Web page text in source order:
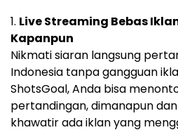
Live Streaming Bebas
Kapanpun
Nikmati siaran langsung
Indonesia tanpa gangguan
ShotsGoal, Anda bisa
pertandingan, dimanapun
khawatir ada iklan yang